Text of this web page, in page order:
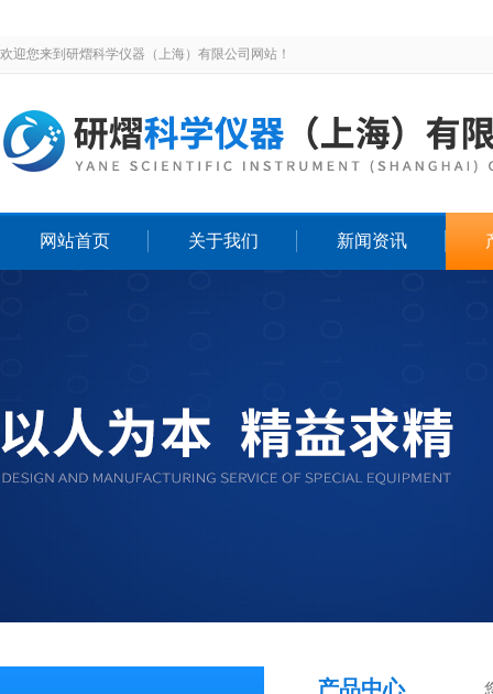
欢迎您来到研熠科学仪器（上海）有限公司网站！
网站首页 关于我们 新闻资讯
产品中心